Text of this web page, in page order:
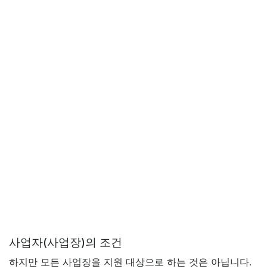
사업자(사업장)의 조건
하지만 모든 사업장을 지원 대상으로 하는 것은 아닙니다.